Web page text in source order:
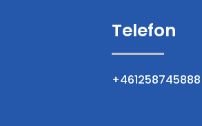
Telefon
+461258745888